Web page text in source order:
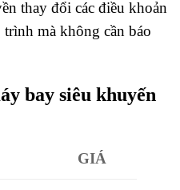
thay đổi các điều khoản
mà không cần báo
bay siêu khuyến
GIÁ